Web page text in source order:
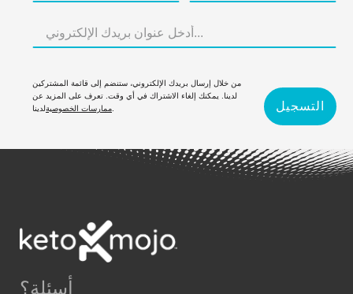
من خلال إرسال بريدك الإلكتروني، ستنضم إلى قائمة المشتركين
لدينا. يمكنك إلغاء الاشتراك في أي وقت. تعرف على المزيد عن
ممارسات الخصوصيةلدينا. التسجيل
أسئلة؟